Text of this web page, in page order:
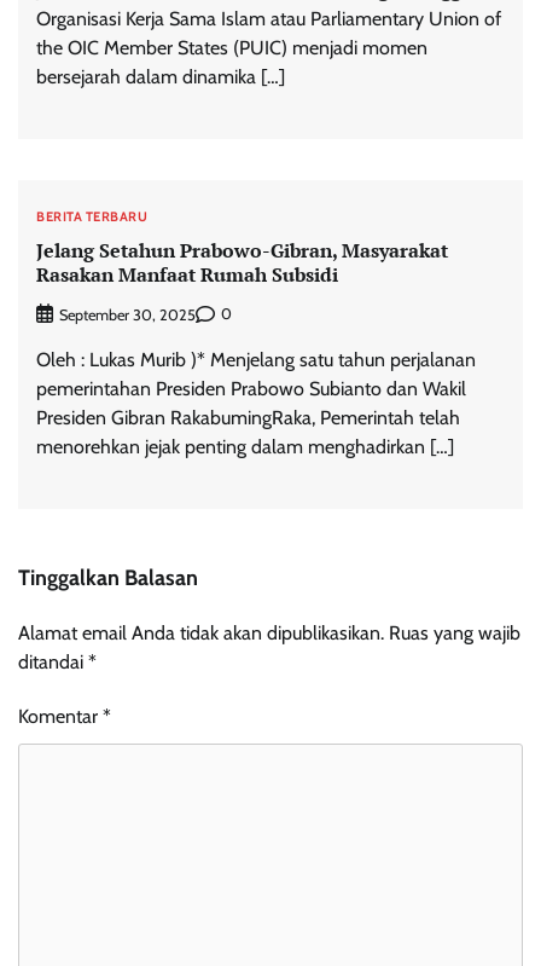
Organisasi Kerja Sama Islam atau Parliamentary Union of
the OIC Member States (PUIC) menjadi momen
bersejarah dalam dinamika […]
BERITA TERBARU
Jelang Setahun Prabowo-Gibran, Masyarakat
Rasakan Manfaat Rumah Subsidi
September 30, 2025 0
Oleh : Lukas Murib )* Menjelang satu tahun perjalanan
pemerintahan Presiden Prabowo Subianto dan Wakil
Presiden Gibran RakabumingRaka, Pemerintah telah
menorehkan jejak penting dalam menghadirkan […]
Tinggalkan Balasan
Alamat email Anda tidak akan dipublikasikan. Ruas yang wajib
ditandai *
Komentar *